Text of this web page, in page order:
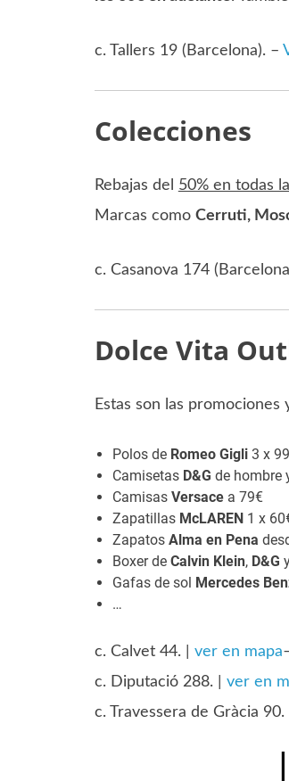
c. Tallers 19 (Barcelona). –
Colecciones
Rebajas del 50% en todas
Marcas como Cerruti,
c. Casanova 174
Dolce Vita
Estas son las
Polos de Romeo Gigli 3 x
Camisetas D&G de hombre
Camisas Versacea 79€
Zapatillas McLAREN1 x
Zapatos Alma en Pena
Boxer de Calvin Klein, D&G
Gafas de sol Mercedes
…
c. Calvet 44. | ver en mapa
c. Diputació 288. | ver en
c. Travessera de Gràcia 90. |